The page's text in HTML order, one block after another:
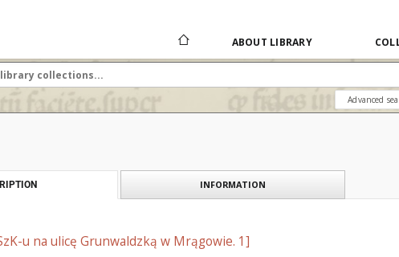
ABOUT LIBRARY
Advanced
INFORMATION
u na ulicę Grunwaldzką w Mrągowie. 1]